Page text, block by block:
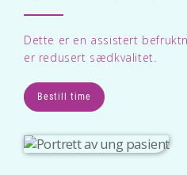
Dette er en assistert
er redusert sædkvalitet.
Bestill time